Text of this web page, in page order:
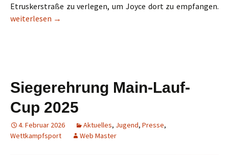
Etruskerstraße zu verlegen, um Joyce dort zu empfangen.
Ein verrücktes Joyce-Wochenende
weiterlesen →
Siegerehrung Main-Lauf-
Cup 2025
4. Februar 2026 Aktuelles, Jugend, Presse,
Wettkampfsport
Web Master